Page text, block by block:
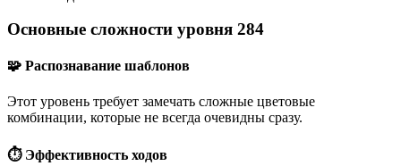
Основные сложности уровня 284
🧩 Распознавание шаблонов
Этот уровень требует замечать сложные цветовые
комбинации, которые не всегда очевидны сразу.
⏱️ Эффективность ходов